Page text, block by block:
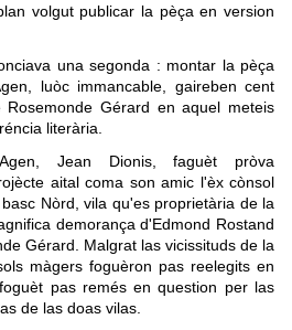
volgut publicar la pèça en version
una segonda : montar la pèça
luòc immancable, gaireben cent
Gérard en aquel meteis
literària.
Jean Dionis, faguèt pròva
aital coma son amic l'èx cònsol
Nòrd, vila qu'es proprietària de la
demorança d'Edmond Rostand
Gérard. Malgrat las vicissituds de la
màgers foguèron pas reelegits en
pas remés en question per las
de las doas vilas.